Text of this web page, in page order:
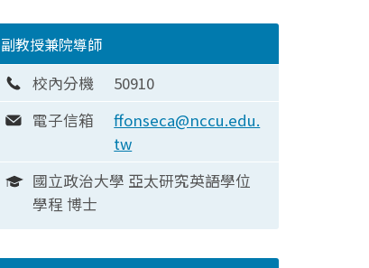
副教授兼院導師
校內分機
50910
電子信箱
ffonseca@nccu.edu.
tw
國立政治大學 亞太研究英語學位
學程 博士